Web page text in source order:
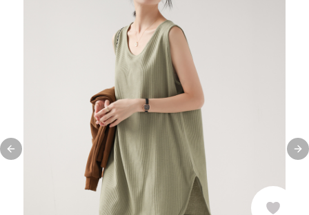
Previous slide